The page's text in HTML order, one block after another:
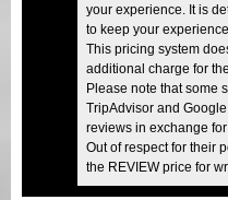
your experience. It is
to keep your
This pricing system
additional charge for
Please note that some
TripAdvisor and
reviews in exchange for
Out of respect for their
the REVIEW price for